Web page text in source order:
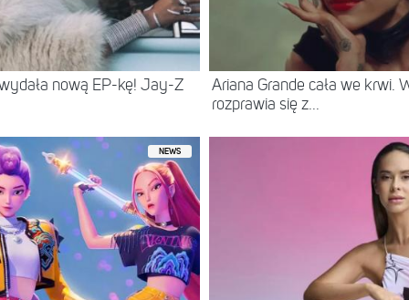
nową EP-kę! Jay-Z
Ariana Grande cała we krwi.
rozprawia się z...
NEWS